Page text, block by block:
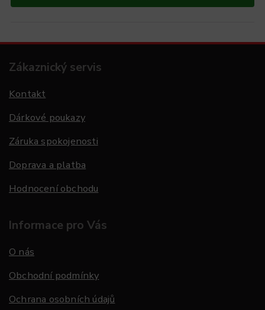
Zákaznický servis
Kontakt
Dárkové poukazy
Záruka spokojenosti
Doprava a platba
Hodnocení obchodu
Informace pro Vás
O nás
Obchodní podmínky
Ochrana osobních údajů